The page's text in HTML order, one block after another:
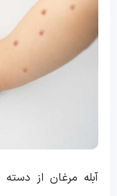
آبله مرغان از